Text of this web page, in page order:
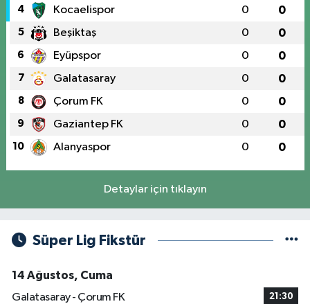
4 Kocaelispor 0 0
5 Beşiktaş 0 0
6 Eyüpspor 0 0
7 Galatasaray 0 0
8 Çorum FK 0 0
9 Gaziantep FK 0 0
10 Alanyaspor 0 0
Detaylar için tıklayın
Süper Lig Fikstür
14 Ağustos, Cuma
Galatasaray - Çorum FK
21:30